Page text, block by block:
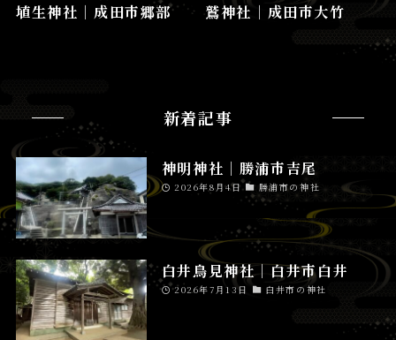
埴生神社│成田市郷部 鷲神社│成田市大竹
新着記事
神明神社│勝浦市吉尾
2026年8月4日 勝浦市の神社
白井鳥見神社│白井市白井
2026年7月13日 白井市の神社